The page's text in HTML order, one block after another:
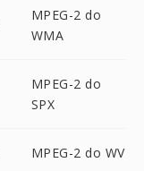
MPEG-2 do
WMA
MPEG-2 do
SPX
MPEG-2 do WV